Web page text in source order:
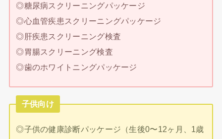
◎糖尿病スクリーニングパッケージ
◎心血管疾患スクリーニングパッケージ
◎肝疾患スクリーニング検査
◎胃腸スクリーニング検査
◎歯のホワイトニングパッケージ
子供向け
◎子供の健康診断パッケージ（生後0〜12ヶ月、1歳